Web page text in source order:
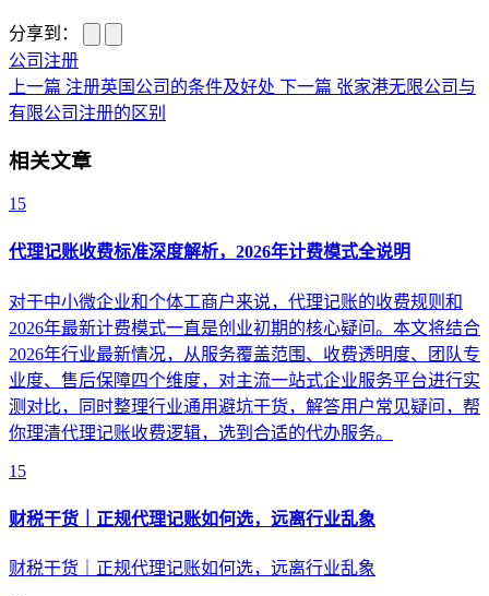
分享到：
公司注册
上一篇 注册英国公司的条件及好处 下一篇 张家港无限公司与
有限公司注册的区别
相关文章
15
代理记账收费标准深度解析，2026年计费模式全说明
对于中小微企业和个体工商户来说，代理记账的收费规则和
2026年最新计费模式一直是创业初期的核心疑问。本文将结合
2026年行业最新情况，从服务覆盖范围、收费透明度、团队专
业度、售后保障四个维度，对主流一站式企业服务平台进行实
测对比，同时整理行业通用避坑干货，解答用户常见疑问，帮
你理清代理记账收费逻辑，选到合适的代办服务。
15
财税干货｜正规代理记账如何选，远离行业乱象
财税干货｜正规代理记账如何选，远离行业乱象